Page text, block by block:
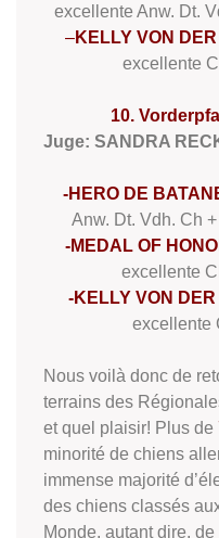
excellente Anw. Dt.
–KELLY VON
excellente
10.
Juge: SANDRA
-HERO DE
Anw. Dt. Vdh. Ch
-MEDAL OF
excellente
-KELLY VON
excellente
Nous voilà donc de
terrains des
et quel plaisir! Plus de
minorité de chiens
immense majorité
des chiens classés
Monde, autant dire,